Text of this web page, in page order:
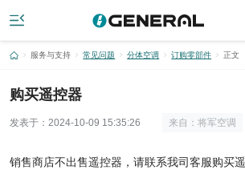
服务与支持 常见问题 分体空调 订购零部件 正文
购买遥控器
发表于： 2024-10-09 15:35:26 来自：将军空调
销售商店不出售遥控器，请联系我司客服购买